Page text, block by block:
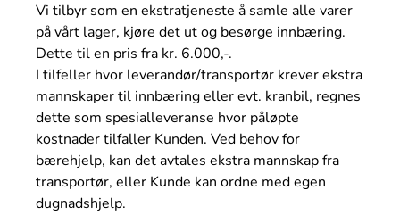
Vi tilbyr som en ekstratjeneste å samle alle varer
på vårt lager, kjøre det ut og besørge innbæring.
Dette til en pris fra kr. 6.000,-.
I tilfeller hvor leverandør/transportør krever ekstra
mannskaper til innbæring eller evt. kranbil, regnes
dette som spesialleveranse hvor påløpte
kostnader tilfaller Kunden. Ved behov for
bærehjelp, kan det avtales ekstra mannskap fra
transportør, eller Kunde kan ordne med egen
dugnadshjelp.